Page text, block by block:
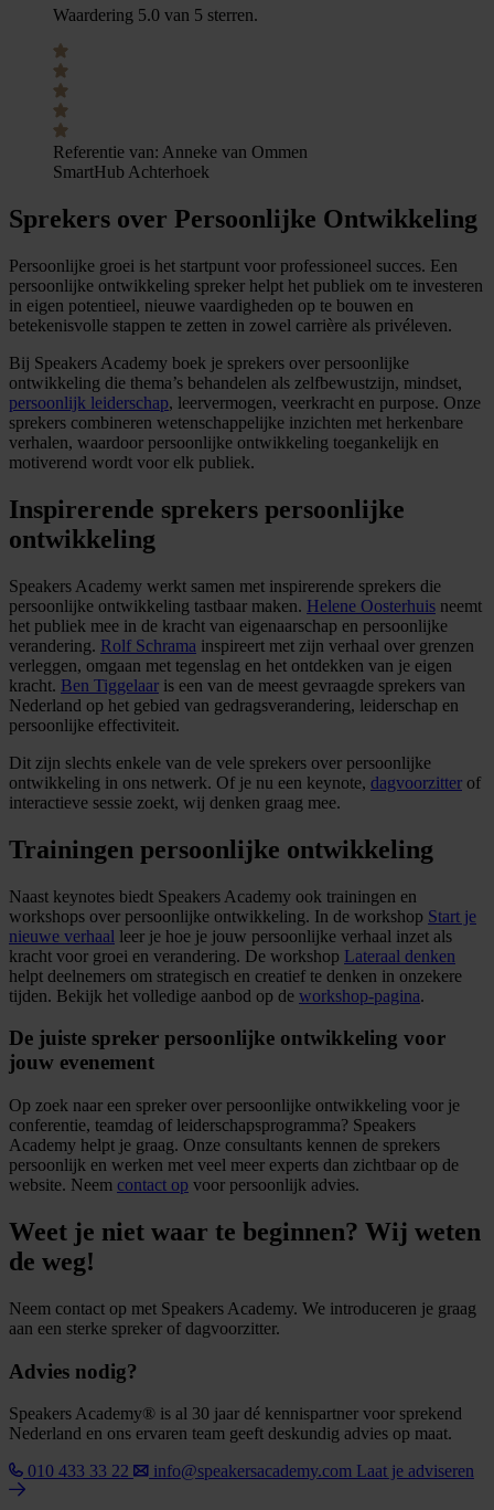
Waardering 5.0 van 5 sterren.
Referentie van: Anneke van Ommen
SmartHub Achterhoek
Sprekers over Persoonlijke Ontwikkeling
Persoonlijke groei is het startpunt voor professioneel succes. Een
persoonlijke ontwikkeling spreker helpt het publiek om te investeren
in eigen potentieel, nieuwe vaardigheden op te bouwen en
betekenisvolle stappen te zetten in zowel carrière als privéleven.
Bij Speakers Academy boek je sprekers over persoonlijke
ontwikkeling die thema’s behandelen als zelfbewustzijn, mindset,
persoonlijk leiderschap, leervermogen, veerkracht en purpose. Onze
sprekers combineren wetenschappelijke inzichten met herkenbare
verhalen, waardoor persoonlijke ontwikkeling toegankelijk en
motiverend wordt voor elk publiek.
Inspirerende sprekers persoonlijke
ontwikkeling
Speakers Academy werkt samen met inspirerende sprekers die
persoonlijke ontwikkeling tastbaar maken. Helene Oosterhuis neemt
het publiek mee in de kracht van eigenaarschap en persoonlijke
verandering. Rolf Schrama inspireert met zijn verhaal over grenzen
verleggen, omgaan met tegenslag en het ontdekken van je eigen
kracht. Ben Tiggelaar is een van de meest gevraagde sprekers van
Nederland op het gebied van gedragsverandering, leiderschap en
persoonlijke effectiviteit.
Dit zijn slechts enkele van de vele sprekers over persoonlijke
ontwikkeling in ons netwerk. Of je nu een keynote, dagvoorzitter of
interactieve sessie zoekt, wij denken graag mee.
Trainingen persoonlijke ontwikkeling
Naast keynotes biedt Speakers Academy ook trainingen en
workshops over persoonlijke ontwikkeling. In de workshop Start je
nieuwe verhaal leer je hoe je jouw persoonlijke verhaal inzet als
kracht voor groei en verandering. De workshop Lateraal denken
helpt deelnemers om strategisch en creatief te denken in onzekere
tijden. Bekijk het volledige aanbod op de workshop-pagina.
De juiste spreker persoonlijke ontwikkeling voor
jouw evenement
Op zoek naar een spreker over persoonlijke ontwikkeling voor je
conferentie, teamdag of leiderschapsprogramma? Speakers
Academy helpt je graag. Onze consultants kennen de sprekers
persoonlijk en werken met veel meer experts dan zichtbaar op de
website. Neem contact op voor persoonlijk advies.
Weet je niet waar te beginnen? Wij weten
de weg!
Neem contact op met Speakers Academy. We introduceren je graag
aan een sterke spreker of dagvoorzitter.
Advies nodig?
Speakers Academy® is al 30 jaar dé kennispartner voor sprekend
Nederland en ons ervaren team geeft deskundig advies op maat.
010 433 33 22
info@speakersacademy.com Laat je adviseren